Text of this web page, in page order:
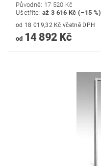
Původně: 17 520 Kč
Ušetříte:až 3 616 Kč (–15 %)
od 18 019,32 Kč včetně DPH
od14 892 Kč